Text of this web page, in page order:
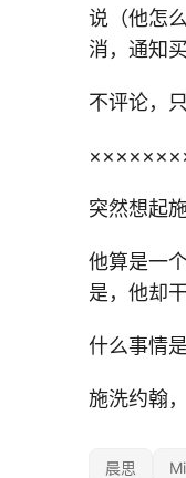
说（他怎
消，通知
不评论，
突然想起
他算是一
是，他却
什么事情
施洗约翰
晨思